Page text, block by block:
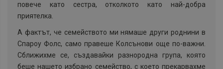
повече като сестра, отколкото като най-добра
приятелка.
А фактът, че семейството ми нямаше други роднини в
Спароу Фолс, само правеше Колсънови още по-важни.
Сближихме се, създавайки разнородна група, която
беше нашето избрано семейство, с което прекарвахме